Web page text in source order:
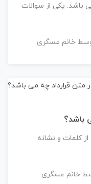
باشد. یکی از سوالات
خانم عسگری
باشد؟
از کلمات و نشانه
خانم عسگری